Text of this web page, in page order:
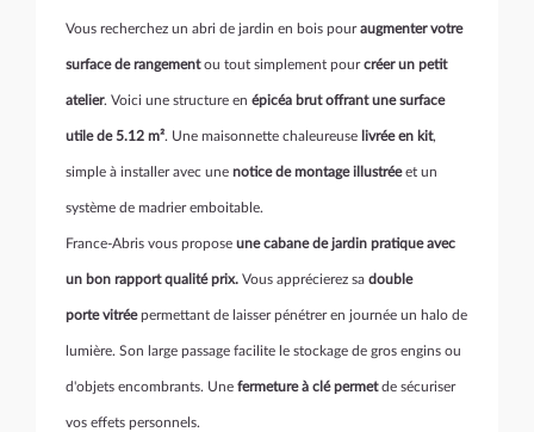
Vous recherchez un abri de jardin en bois pouraugmenter votre
surface de rangementou tout simplement pourcréer un petit
atelier. Voici une structure en épicéa brut offrant une surface
utile de 5.12 m². Une maisonnette chaleureuse livrée en kit,
simple à installer avec une notice de montage illustréeet un
système de madrier emboitable.
France-Abris vous propose une cabane de jardin pratique avec
un bon rapport qualité prix. Vous apprécierez sa double
porte vitréepermettant de laisser pénétrer en journée un halo de
lumière. Son large passage facilite le stockage de gros engins ou
d'objets encombrants. Une fermeture à clé permetde sécuriser
vos effets personnels.